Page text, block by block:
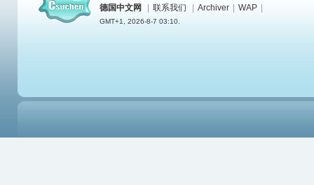
德国中文网
联系我们 Archiver WAP
GMT+1, 2026-8-7 03:10.